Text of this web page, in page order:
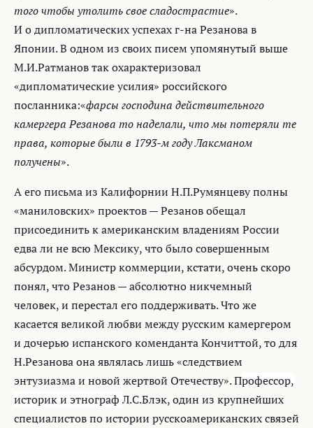
того чтобы утолить свое сладострастие».
И о дипломатических успехах г-на Резанова в
Японии. В одном из своих писем упомянутый выше
М.И.Ратманов так охарактеризовал
«дипломатические усилия» российского
посланника:«фарсы господина действительного
камергера Резанова то наделали, что мы потеряли те
права, которые были в 1793-м году Лаксманом
получены».
А его письма из Калифорнии Н.П.Румянцеву полны
«маниловских» проектов — Резанов обещал
присоединить к американским владениям России
едва ли не всю Мексику, что было совершенным
абсурдом. Министр коммерции, кстати, очень скоро
понял, что Резанов — абсолютно никчемный
человек, и перестал его поддерживать. Что же
касается великой любви между русским камергером
и дочерью испанского коменданта Кончиттой, то для
Н.Резанова она являлась лишь «следствием
энтузиазма и новой жертвой Отечеству». Профессор,
историк и этнограф Л.С.Блэк, один из крупнейших
специалистов по истории русскоамериканских связей